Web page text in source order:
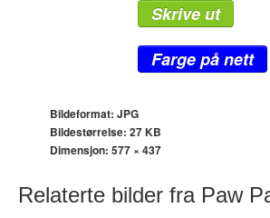
Skrive ut
Farge på nett
Bildeformat: JPG
Bildestørrelse: 27 KB
Dimensjon: 577 × 437
Relaterte bilder fra Paw